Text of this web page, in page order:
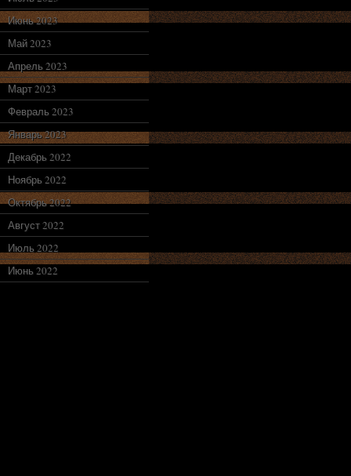
Июнь 2023
Май 2023
Апрель 2023
Март 2023
Февраль 2023
Январь 2023
Декабрь 2022
Ноябрь 2022
Октябрь 2022
Август 2022
Июль 2022
Июнь 2022